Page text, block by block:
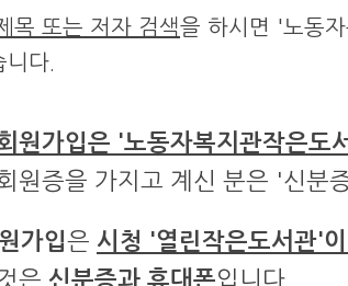
목 또는 저자 검색을 하시면 '노동
니다.
원가입은 '노동자복지관작은도
원증을 가지고 계신 분은 '신분
가입은 시청 '열린작은도서관'
은 신분증과 휴대폰입니다.